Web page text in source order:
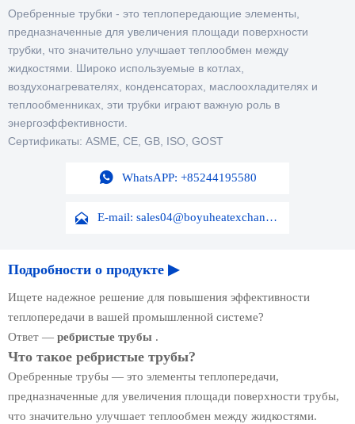
Оребренные трубки - это теплопередающие элементы,
предназначенные для увеличения площади поверхности
трубки, что значительно улучшает теплообмен между
жидкостями. Широко используемые в котлах,
воздухонагревателях, конденсаторах, маслоохладителях и
теплообменниках, эти трубки играют важную роль в
энергоэффективности.
Сертификаты: ASME, CE, GB, ISO, GOST
 WhatsAPP: +85244195580
 E-mail: sales04@boyuheatexchanger.com
Подробности о продукте ▶
Ищете надежное решение для повышения эффективности
теплопередачи в вашей промышленной системе?
Ответ — ребристые трубы .
Что такое ребристые трубы?
Оребренные трубы — это элементы теплопередачи,
предназначенные для увеличения площади поверхности трубы,
что значительно улучшает теплообмен между жидкостями.